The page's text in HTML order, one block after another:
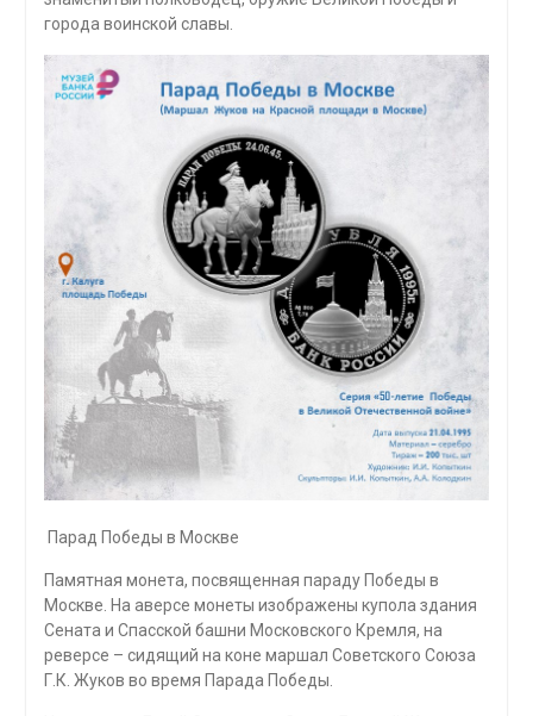
города воинской славы.
Парад Победы в Москве
Памятная монета, посвященная параду Победы в
Москве. На аверсе монеты изображены купола здания
Сената и Спасской башни Московского Кремля, на
реверсе – сидящий на коне маршал Советского Союза
Г.К. Жуков во время Парада Победы.